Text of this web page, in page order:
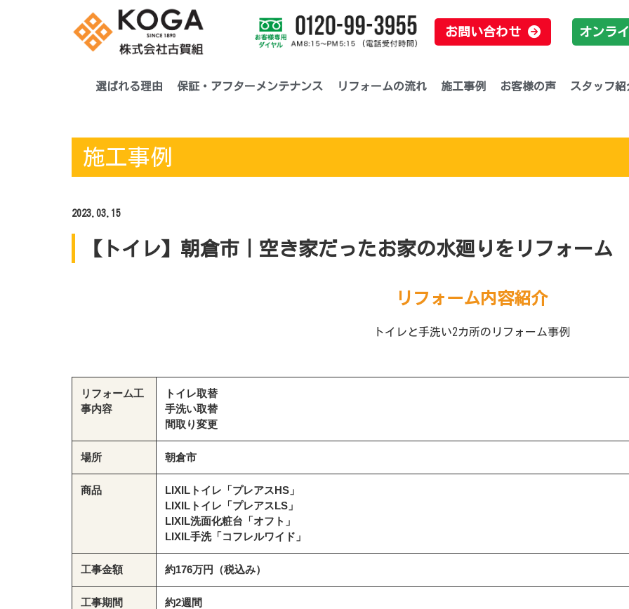
お問い合わせ オンラ
選ばれる理由 保証・アフターメンテナンス リフォームの流れ 施工事例 お客様の声 スタッフ紹
施工事例
2023.03.15
【トイレ】朝倉市｜空き家だったお家の水廻りをリフォーム
リフォーム内容紹介
トイレと手洗い2カ所のリフォーム事例
リフォーム工
事内容
トイレ取替
手洗い取替
間取り変更
場所 朝倉市
商品
LIXILトイレ「プレアスHS」
LIXILトイレ「プレアスLS」
LIXIL洗面化粧台「オフト」
LIXIL手洗「コフレルワイド」
工事金額 約176万円（税込み）
工事期間 約2週間